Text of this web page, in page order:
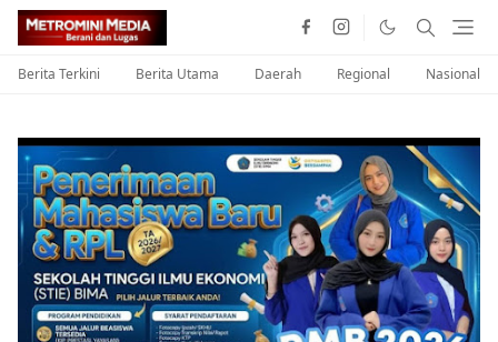
Berita Terkini Berita Utama Daerah Regional Nasional